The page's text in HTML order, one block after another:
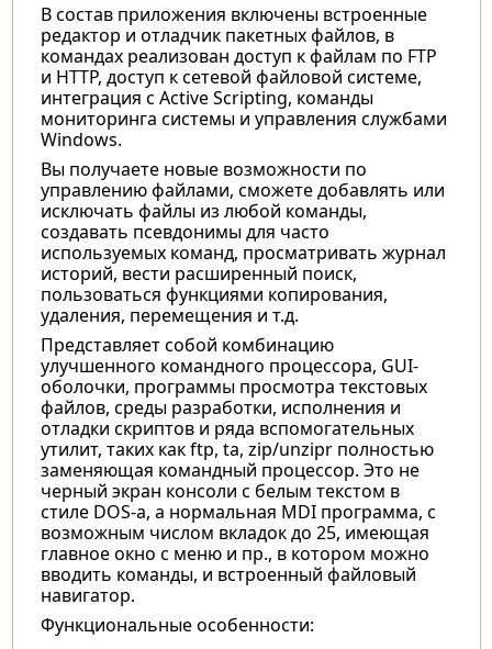
В состав приложения включены встроенные
редактор и отладчик пакетных файлов, в
командах реализован доступ к файлам по FTP
и HTTP, доступ к сетевой файловой системе,
интеграция с Active Scripting, команды
мониторинга системы и управления службами
Windows.
Вы получаете новые возможности по
управлению файлами, сможете добавлять или
исключать файлы из любой команды,
создавать псевдонимы для часто
используемых команд, просматривать журнал
историй, вести расширенный поиск,
пользоваться функциями копирования,
удаления, перемещения и т.д.
Представляет собой комбинацию
улучшенного командного процессора, GUI-
оболочки, программы просмотра текстовых
файлов, среды разработки, исполнения и
отладки скриптов и ряда вспомогательных
утилит, таких как ftp, ta, zip/unzipr полностью
заменяющая командный процессор. Это не
черный экран консоли с белым текстом в
стиле DOS-а, а нормальная MDI программа, с
возможным числом вкладок до 25, имеющая
главное окно с меню и пр., в котором можно
вводить команды, и встроенный файловый
навигатор.
Функциональные особенности: